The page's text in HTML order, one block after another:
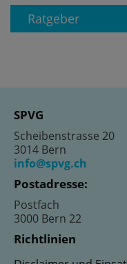
Ratgeber
SPVG
Scheibenstrasse 20
3014 Bern
info@spvg.ch
Postadresse:
Postfach
3000 Bern 22
Richtlinien